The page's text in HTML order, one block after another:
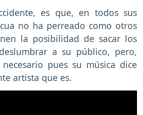
es que, en todos sus
no ha perreado como otros
la posibilidad de sacar los
a su público, pero,
pues su música dice
artista que es.